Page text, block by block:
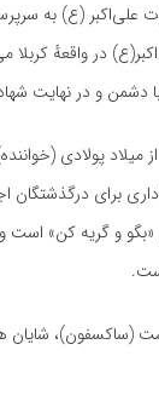
علی‌اکبر (ع) به
در واقعهٔ کربلا
دشمن و در نهایت
میلاد پولادی
برای درگذشتگان
«بگو و گریه کن»
(ساکسفون)،